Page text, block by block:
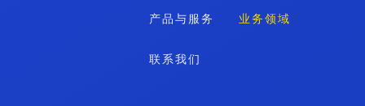
产品与服务 业务领域
联系我们